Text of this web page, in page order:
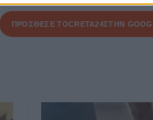
ΠΡΟΣΘΕΣΕ ΤΟCRETA24ΣΤΗΝ